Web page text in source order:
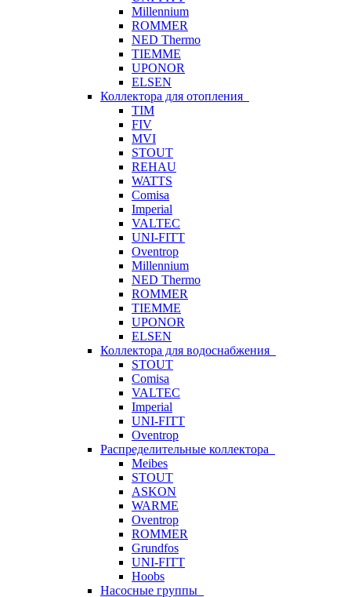
Millennium
ROMMER
NED Thermo
TIEMME
UPONOR
ELSEN
Коллектора для отопления
TIM
FIV
MVI
STOUT
REHAU
WATTS
Comisa
Imperial
VALTEC
UNI-FITT
Oventrop
Millennium
NED Thermo
ROMMER
TIEMME
UPONOR
ELSEN
Коллектора для водоснабжения
STOUT
Comisa
VALTEC
Imperial
UNI-FITT
Oventrop
Распределительные коллектора
Meibes
STOUT
ASKON
WARME
Oventrop
ROMMER
Grundfos
UNI-FITT
Hoobs
Насосные группы